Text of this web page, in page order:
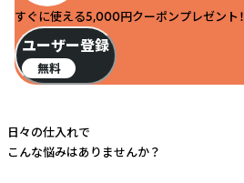
すぐに使える5,000円クーポンプレゼント！
ユーザー登録
無料
日々の仕入れで
こんな悩みはありませんか？